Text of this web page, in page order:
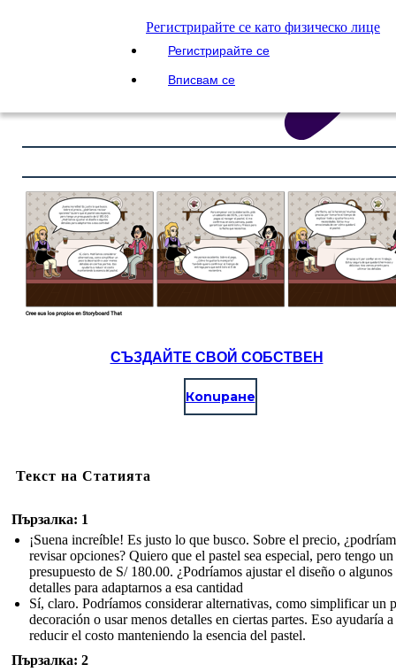
Регистрирайте се като физическо лице
Регистрирайте се
Вписвам се
СЪЗДАЙТЕ СВОЙ СОБСТВЕН
Копиране
Текст на Статията
Пързалка: 1
¡Suena increíble! Es justo lo que busco. Sobre el precio,
revisar opciones? Quiero que el pastel sea especial, pero tengo un
presupuesto de S/ 180.00. ¿Podríamos ajustar el diseño o algunos
detalles para adaptarnos a esa cantidad
Sí, claro. Podríamos considerar alternativas, como simplificar un
decoración o usar menos detalles en ciertas partes. Eso ayudaría a
reducir el costo manteniendo la esencia del pastel.
Пързалка: 2